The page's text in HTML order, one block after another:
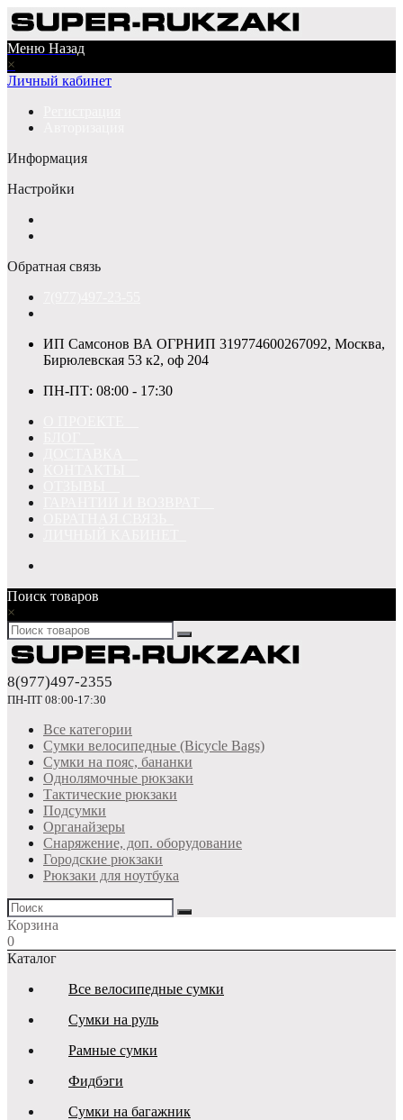
Меню Назад
×
Личный кабинет
Информация
Настройки
Обратная связь
ИП Самсонов ВА ОГРНИП 319774600267092, Москва,
Бирюлевская 53 к2, оф 204
ПН-ПТ: 08:00 - 17:30
Поиск товаров
×
8(977)497-2355
ПН-ПТ 08:00-17:30
Все категории
Сумки велосипедные (Bicycle Bags)
Сумки на пояс, бананки
Однолямочные рюкзаки
Тактические рюкзаки
Подсумки
Органайзеры
Снаряжение, доп. оборудование
Городские рюкзаки
Рюкзаки для ноутбука
Корзина
0
Каталог
Все велосипедные сумки
Сумки на руль
Рамные сумки
Фидбэги
Сумки на багажник